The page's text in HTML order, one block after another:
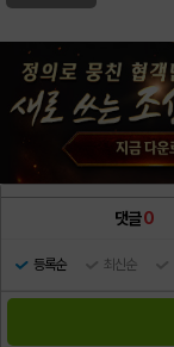
댓글0
등록순 최신순